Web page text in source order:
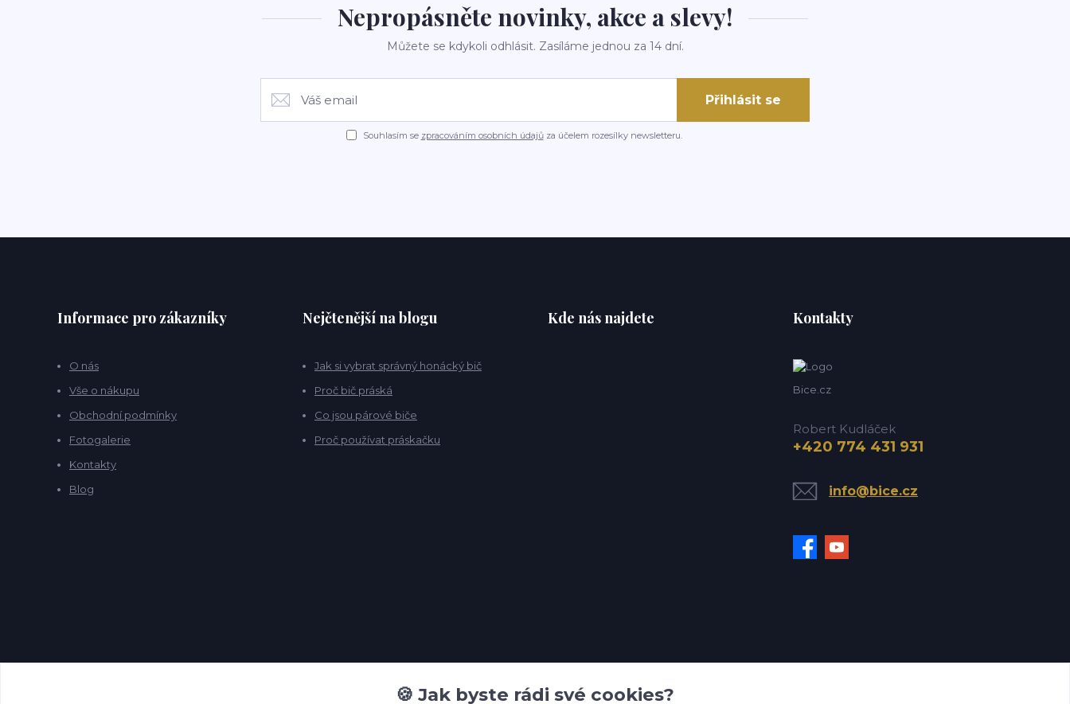
Nepropásněte novinky, akce a slevy!
Můžete se kdykoli odhlásit. Zasíláme jednou za 14 dní.
Přihlásit se
Souhlasím se zpracováním osobních údajůza účelem rozesílky newsletteru.
Informace pro zákazníky
O nás
Vše o nákupu
Obchodní podmínky
Fotogalerie
Kontakty
Blog
Nejčtenější na blogu
Jak si vybrat správný honácký bič
Proč bič práská
Co jsou párové biče
Proč používat práskačku
Kde nás najdete Kontakty
Bice.cz
Robert Kudláček
+420 774 431 931
info@bice.cz
🍪 Jak byste rádi své cookies?